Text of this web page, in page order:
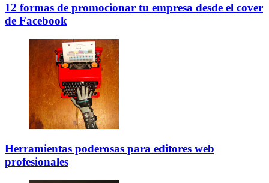
12 formas de promocionar tu empresa desde el cover
de Facebook
Herramientas poderosas para editores web
profesionales